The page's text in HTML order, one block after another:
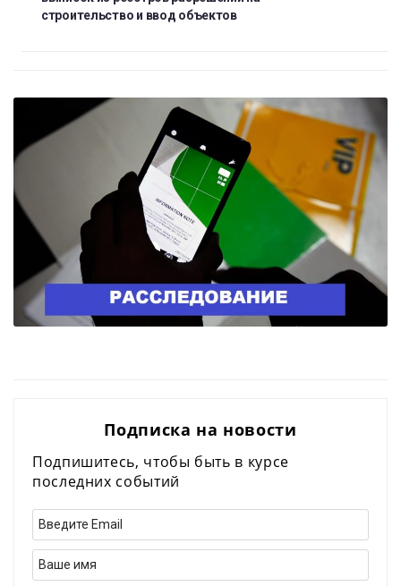
строительство и ввод объектов
Подписка на новости
Подпишитесь, чтобы быть в курсе
последних событий